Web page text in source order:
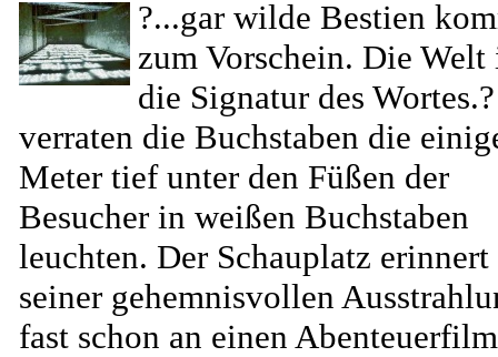
?...gar wilde Bestien
zum Vorschein. Die Welt
die Signatur des Wortes.?
verraten die Buchstaben die
Meter tief unter den Füßen der
Besucher in weißen Buchstaben
leuchten. Der Schauplatz
seiner gehemnisvollen
fast schon an einen